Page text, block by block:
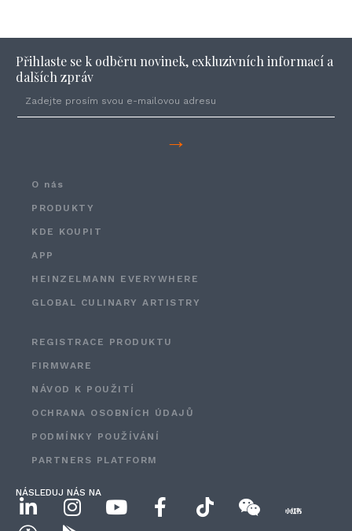
Přihlaste se k odběru novinek, exkluzivních informací a
dalších zpráv
→
O nás
PRODUKTY
KDE KOUPIT
APP
HEINZELMANN EVERYWHERE
GLOBAL CULINARY ARTISTRY
REGISTRACE PRODUKTU
FIRMWARE
NÁVOD K POUŽITÍ
OCHRANA OSOBNÍCH ÚDAJŮ
PODMÍNKY POUŽÍVÁNÍ
PARTNERS PLATFORM
NÁSLEDUJ NÁS NA